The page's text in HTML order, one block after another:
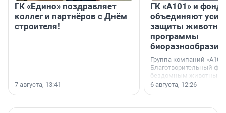
ГК «Едино» поздравляет
коллег и партнёров с Днём
строителя!
7 августа, 13:41
ГК «А101» и фонд
объединяют
защиты
программы
биоразнообразия
Группа компаний
Благотворительный
бездомным животным
заключили соглашение
6 августа, 12:26